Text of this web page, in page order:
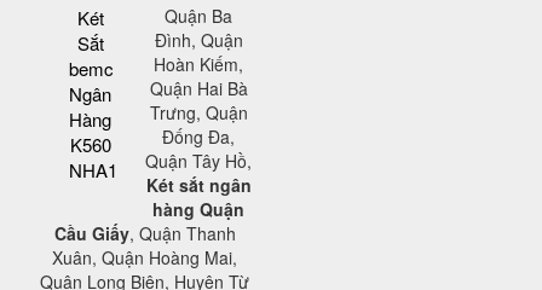
Két
Sắt
bemc
Ngân
Hàng
K560
NHA1
Quận Ba
Đình, Quận
Hoàn Kiếm,
Quận Hai Bà
Trưng, Quận
Đống Đa,
Quận Tây Hồ,
Két sắt ngân
hàng Quận
Cầu Giấy, Quận Thanh
Xuân, Quận Hoàng Mai,
Quận Long Biên, Huyện Từ